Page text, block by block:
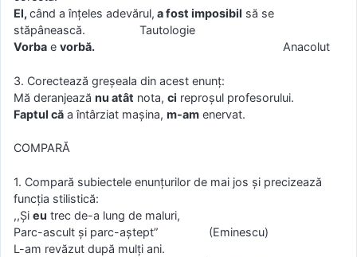
El, când a înţeles adevărul, a fost imposibil să se
stăpânească. Tautologie
Vorba e vorbă. Anacolut
3. Corectează greșeala din acest enunţ:
Mă deranjează nu atât nota, ci reproşul profesorului.
Faptul că a întârziat maşina, m-am enervat.
COMPARĂ
1. Compară subiectele enunţurilor de mai jos şi precizează
funcţia stilistică:
,,Şi eu trec de-a lung de maluri,
Parc-ascult şi parc-aştept” (Eminescu)
L-am revăzut după mulţi ani.